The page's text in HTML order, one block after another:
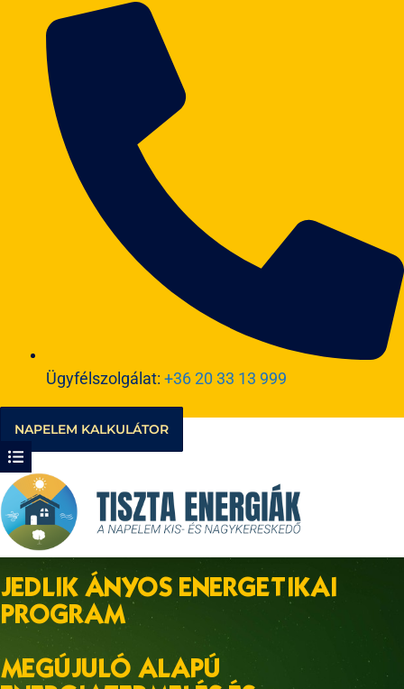
Ügyfélszolgálat: +36 20 33 13 999
NAPELEM KALKULÁTOR
JEDLIK ÁNYOS ENERGETIKAI
PROGRAM
MEGÚJULÓ ALAPÚ